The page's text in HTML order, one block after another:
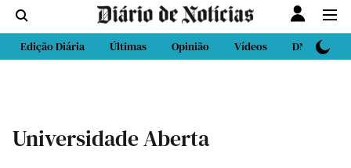
Edição Diária Últimas Opinião Vídeos DN Sport
Universidade Aberta